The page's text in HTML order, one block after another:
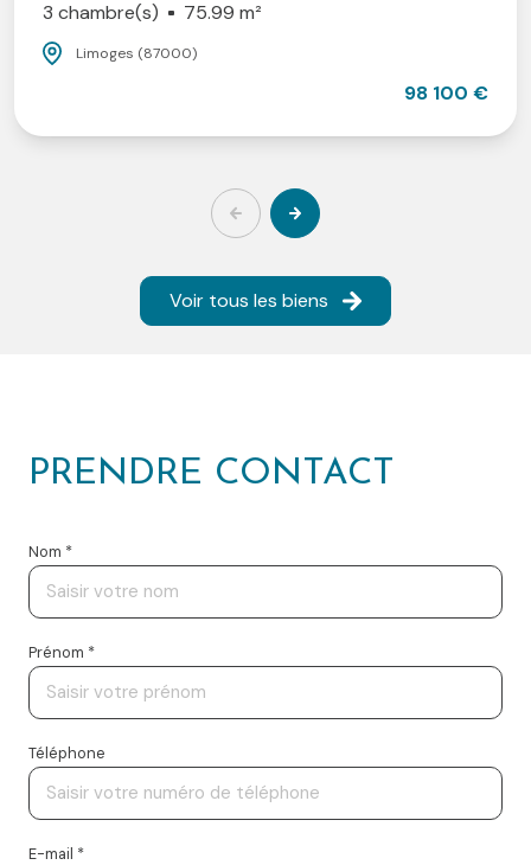
3 chambre(s) 75.99 m²
Limoges (87000)
98 100 €
Voir tous les biens
PRENDRE CONTACT
Nom *
Prénom *
Téléphone
E-mail *